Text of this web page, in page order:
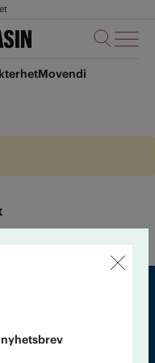
Movendi